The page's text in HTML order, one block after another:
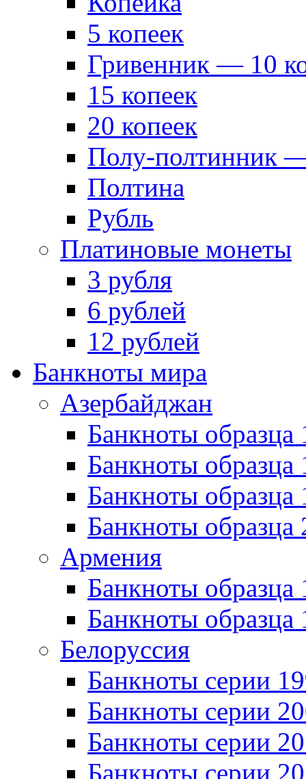
5 копеек
Гривенник — 10
15 копеек
20 копеек
Полу-полтинник
Полтина
Рубль
Платиновые монеты
3 рубля
6 рублей
12 рублей
Банкноты мира
Азербайджан
Банкноты образца
Банкноты образца
Банкноты
Банкноты образца
Армения
Банкноты образца
Банкноты образца
Белоруссия
Банкноты серии
Банкноты серии
Банкноты серии
Банкноты серии